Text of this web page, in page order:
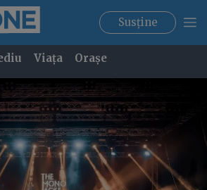
Susține
Viața Orașe